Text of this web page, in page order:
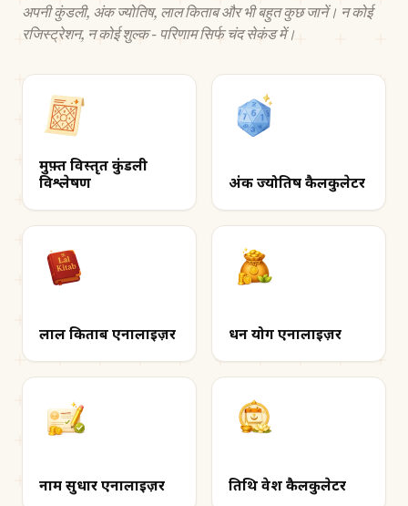
अपनी कुंडली, अंक ज्योतिष, लाल किताब और भी बहुत कुछ जानें। न कोई
रजिस्ट्रेशन, न कोई शुल्क - परिणाम सिर्फ चंद सेकंड में।
मुफ़्त विस्तृत कुंडली
विश्लेषण
अंक ज्योतिष कैलकुलेटर
लाल किताब एनालाइज़र धन योग एनालाइज़र
नाम सुधार एनालाइज़र तिथि प्रवेश कैलकुलेटर